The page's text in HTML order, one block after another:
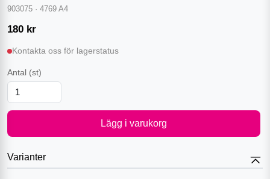
903075 · 4769 A4
180 kr
Kontakta oss för lagerstatus
Antal (st)
Lägg i varukorg
Varianter